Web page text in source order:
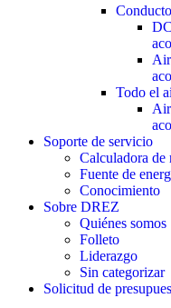
Todo el
Soporte de servicio
Calculadora de
Fuente de
Conocimiento
Sobre DREZ
Quiénes somos
Folleto
Liderazgo
Sin categorizar
Solicitud de